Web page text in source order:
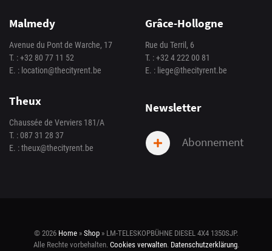
Malmedy
Avenue du Pont de Warche, 17
T. :+32 80 77 11 52
E. : location@thecityrent.be
Grâce-Hollogne
Rue du Terril, 6
T. :+32 4 222 00 81
E. : liege@thecityrent.be
Theux
Chaussée de Verviers 181/A
T. :087 31 28 37
E. :theux@thecityrent.be
Newsletter
Abonnement
© 2026 Home » Shop » LM-TELESKOPBÜHNE DIESEL 4X4 1350SJP.
Alle Rechte vorbehalten. Cookies verwalten. Datenschutzerklärung.